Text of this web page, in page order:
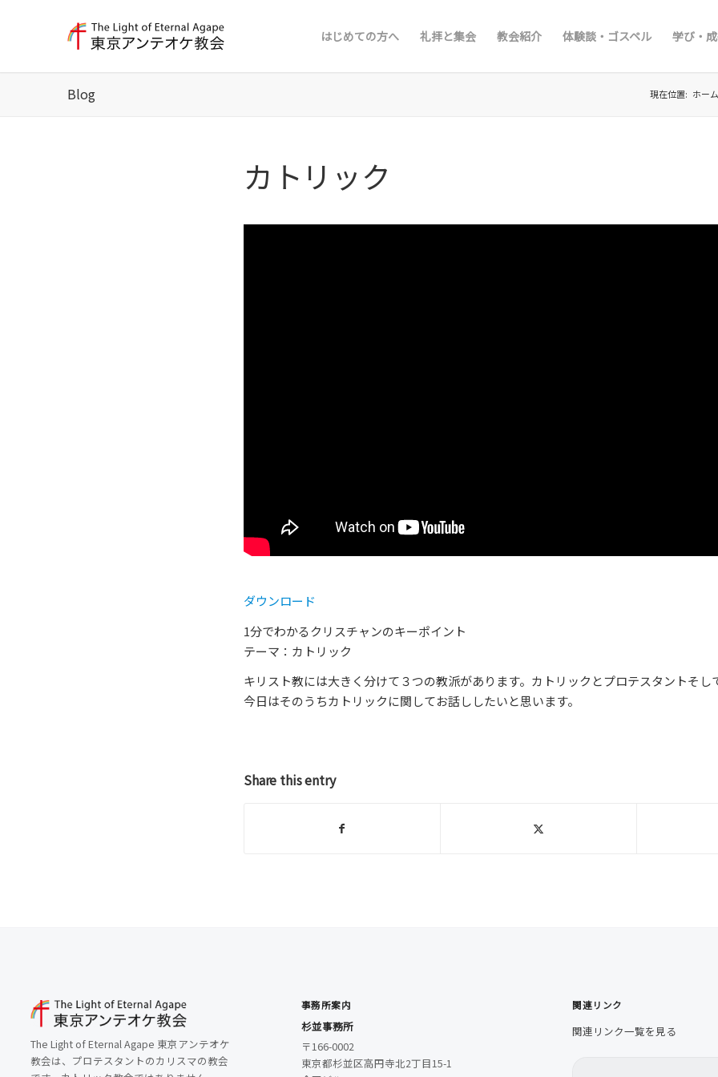
はじめての方へ 礼拝と集会 教会紹介 体験談・ゴスペル 学び・
Blog 現在位置: ホーム
カトリック
ダウンロード
1分でわかるクリスチャンのキーポイント
テーマ：カトリック
キリスト教には大きく分けて３つの教派があります。カトリックとプロテスタントそし
今日はそのうちカトリックに関してお話ししたいと思います。
Share this entry
The Light of Eternal Agape 東京アンテオケ
教会は、プロテスタントのカリスマの教会
事務所案内
杉並事務所
〒166-0002
東京都杉並区高円寺北2丁目15-1
関連リンク
関連リンク一覧を見る